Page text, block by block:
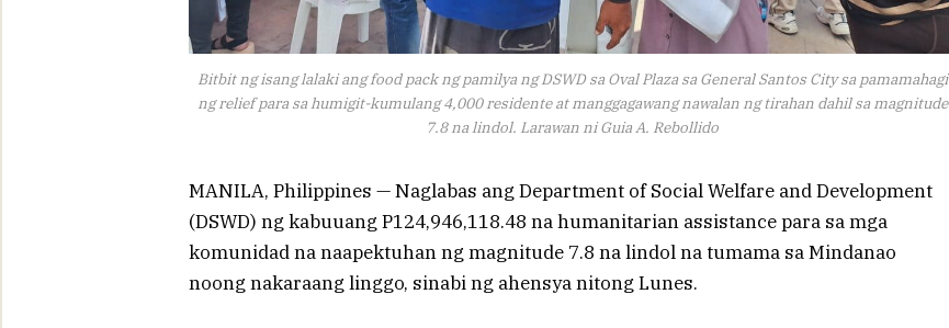
Bitbit ng isang lalaki ang food pack ng pamilya ng DSWD sa Oval Plaza sa General Santos City sa pamamahagi
ng relief para sa humigit-kumulang 4,000 residente at manggagawang nawalan ng tirahan dahil sa magnitude
7.8 na lindol. Larawan ni Guia A. Rebollido
MANILA, Philippines — Naglabas ang Department of Social Welfare and Development
(DSWD) ng kabuuang P124,946,118.48 na humanitarian assistance para sa mga
komunidad na naapektuhan ng magnitude 7.8 na lindol na tumama sa Mindanao
noong nakaraang linggo, sinabi ng ahensya nitong Lunes.